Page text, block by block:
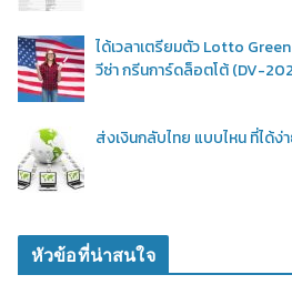
ได้เวลาเตรียมตัว Lotto
วีซ่า กรีนการ์ดล็อตโต้ (DV-
ส่งเงินกลับไทย แบบไหน ที่ได้ง่
หัวข้อที่น่าสนใจ